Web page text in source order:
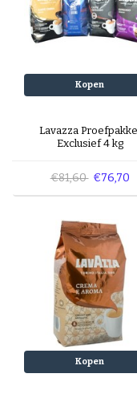
Kopen
Lavazza
Exclusief 4 kg
€81,60 €76,70
Kopen